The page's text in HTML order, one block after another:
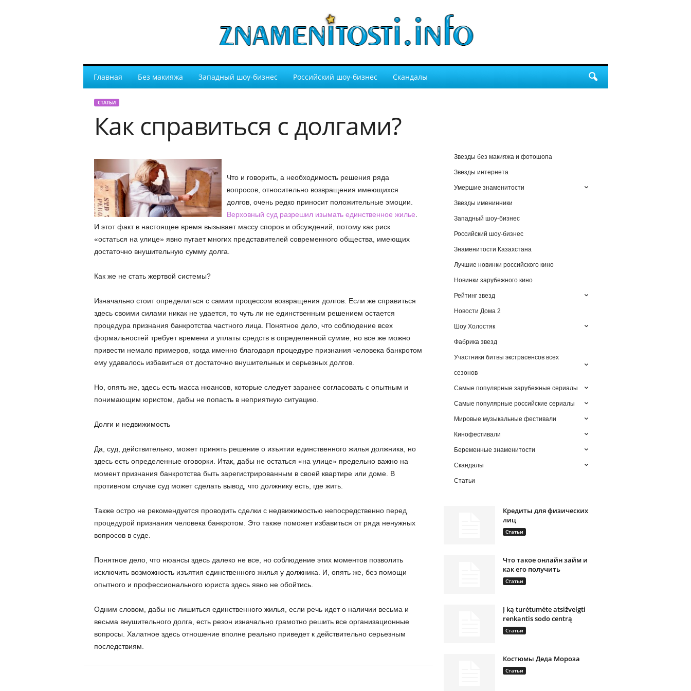
Главная Без макияжа Западный шоу-бизнес Российский шоу-бизнес Скандалы
СТАТЬИ
Как справиться с долгами?
Что и говорить, а необходимость решения ряда
вопросов, относительно возвращения имеющихся
долгов, очень редко приносит положительные эмоции.
Верховный суд разрешил изымать единственное жилье
И этот факт в настоящее время вызывает массу споров и обсуждений, потому как риск
«остаться на улице» явно пугает многих представителей современного общества, имеющих
достаточно внушительную сумму долга.
Как же не стать жертвой системы?
Изначально стоит определиться с самим процессом возвращения долгов. Если же справиться
здесь своими силами никак не удается, то чуть ли не единственным решением остается
процедура признания банкротства частного лица. Понятное дело, что соблюдение всех
формальностей требует времени и уплаты средств в определенной сумме, но все же можно
привести немало примеров, когда именно благодаря процедуре признания человека банкротом
ему удавалось избавиться от достаточно внушительных и серьезных долгов.
Но, опять же, здесь есть масса нюансов, которые следует заранее согласовать с опытным и
понимающим юристом, дабы не попасть в неприятную ситуацию.
Долги и недвижимость
Да, суд, действительно, может принять решение о изъятии единственного жилья должника, но
здесь есть определенные оговорки. Итак, дабы не остаться «на улице» предельно важно на
момент признания банкротства быть зарегистрированным в своей квартире или доме. В
противном случае суд может сделать вывод, что должнику есть, где жить.
Также остро не рекомендуется проводить сделки с недвижимостью непосредственно перед
процедурой признания человека банкротом. Это также поможет избавиться от ряда ненужных
вопросов в суде.
Понятное дело, что нюансы здесь далеко не все, но соблюдение этих моментов позволить
исключить возможность изъятия единственного жилья у должника. И, опять же, без помощи
опытного и профессионального юриста здесь явно не обойтись.
Одним словом, дабы не лишиться единственного жилья, если речь идет о наличии весьма и
весьма внушительного долга, есть резон изначально грамотно решить все организационные
вопросы. Халатное здесь отношение вполне реально приведет к действительно серьезным
последствиям.
Звезды без макияжа и фотошопа
Звезды интернета
Умершие знаменитости
Звезды именинники
Западный шоу-бизнес
Российский шоу-бизнес
Знаменитости Казахстана
Лучшие новинки российского кино
Новинки зарубежного кино
Рейтинг звезд
Новости Дома 2
Шоу Холостяк
Фабрика звезд
Участники битвы экстрасенсов всех
сезонов
Самые популярные зарубежные сериалы
Самые популярные российские сериалы
Мировые музыкальные фестивали
Кинофестивали
Беременные знаменитости
Скандалы
Статьи
Кредиты для физических
лиц
Статьи
Что такое онлайн займ и
как его получить
Статьи
Į ką turėtumėte atsižvelgti
renkantis sodo centrą
Статьи
Костюмы Деда Мороза
Статьи